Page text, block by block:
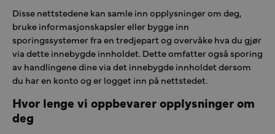
Disse nettstedene kan samle inn opplysninger om deg,
bruke informasjonskapsler eller bygge inn
sporingssystemer fra en tredjepart og overvåke hva du gjør
via dette innebygde innholdet. Dette omfatter også sporing
av handlingene dine via det innebygde innholdet dersom
du har en konto og er logget inn på nettstedet.
Hvor lenge vi oppbevarer opplysninger om
deg